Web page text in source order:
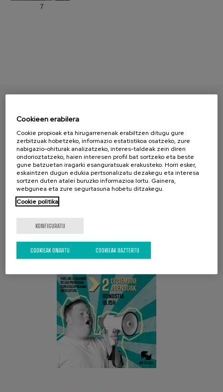
7
Cookieen erabilera
Cookie propioak eta hirugarrenenak erabiltzen ditugu gure
zerbitzuak hobetzeko, informazio estatistikoa osatzeko, zure
nabigazio-ohiturak analizatzeko, interes-taldeak zein diren
ondorioztatzeko, haien interesen profil bat sortzeko eta beste
gune batzuetan iragarki esanguratsuak erakusteko. Horri esker,
eskaintzen dugun edukia pertsonalizatu dezakegu eta interesa
sortzen duten atalei buruzko informazioa lortu. Gainera,
webgunea eta zure segurtasuna hobetu ditzakegu.
Cookie politika
KONFIGURATU
COOKIEAK BAZTERTU
COOKIEAK ONARTU